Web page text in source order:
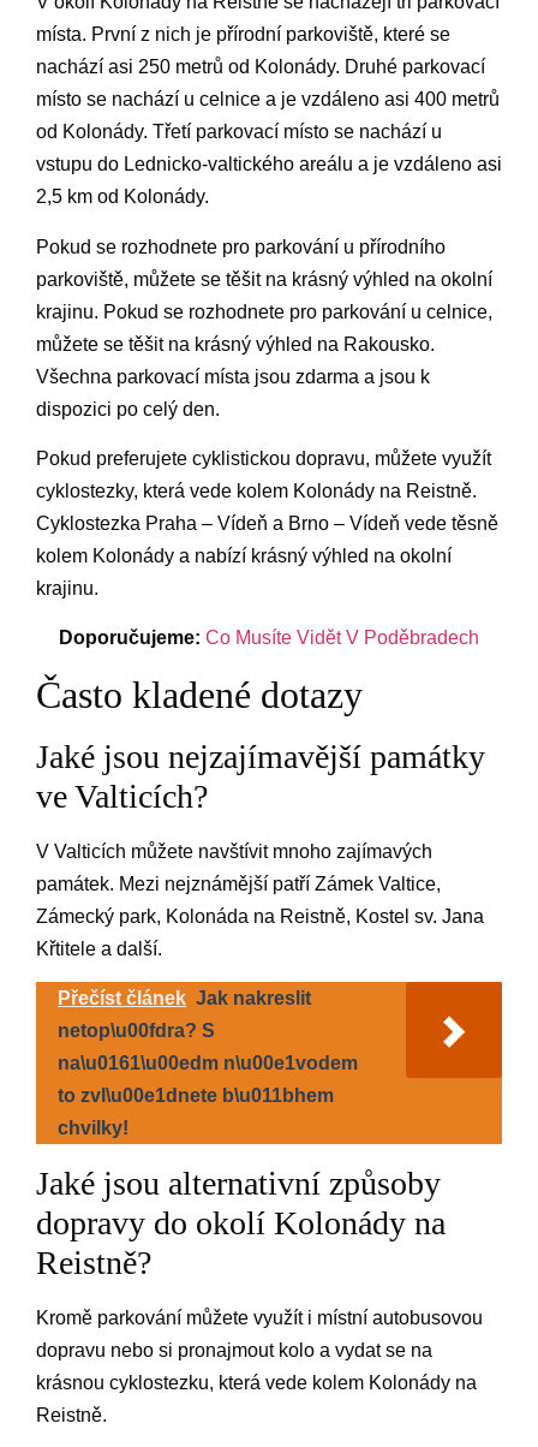
místa. První z nich je přírodní parkoviště, které se
nachází asi 250 metrů od Kolonády. Druhé parkovací
místo se nachází u celnice a je vzdáleno asi 400 metrů
od Kolonády. Třetí parkovací místo se nachází u
vstupu do Lednicko-valtického areálu a je vzdáleno asi
2,5 km od Kolonády.
Pokud se rozhodnete pro parkování u přírodního
parkoviště, můžete se těšit na krásný výhled na okolní
krajinu. Pokud se rozhodnete pro parkování u celnice,
můžete se těšit na krásný výhled na Rakousko.
Všechna parkovací místa jsou zdarma a jsou k
dispozici po celý den.
Pokud preferujete cyklistickou dopravu, můžete využít
cyklostezky, která vede kolem Kolonády na Reistně.
Cyklostezka Praha – Vídeň a Brno – Vídeň vede těsně
kolem Kolonády a nabízí krásný výhled na okolní
krajinu.
Doporučujeme: Co Musíte Vidět V Poděbradech
Často kladené dotazy
Jaké jsou nejzajímavější památky
ve Valticích?
V Valticích můžete navštívit mnoho zajímavých
památek. Mezi nejznámější patří Zámek Valtice,
Zámecký park, Kolonáda na Reistně, Kostel sv. Jana
Křtitele a další.
Přečíst článek Jak nakreslit
netop\u00fdra? S
na\u0161\u00edm n\u00e1vodem
to zvl\u00e1dnete b\u011bhem
chvilky!
Jaké jsou alternativní způsoby
dopravy do okolí Kolonády na
Reistně?
Kromě parkování můžete využít i místní autobusovou
dopravu nebo si pronajmout kolo a vydat se na
krásnou cyklostezku, která vede kolem Kolonády na
Reistně.